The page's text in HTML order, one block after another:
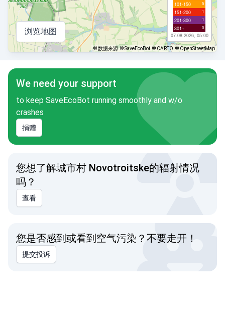
101-150 5
151-200 1
201-300 1
301+ 0
07.08.2026, 05:00
浏览地图
©数据来源 © SaveEcoBot © CARTO © OpenStreetMap
We need your support
to keep SaveEcoBot running smoothly and w/o
crashes
捐赠
您想了解城市村 Novotroitske的辐射情况
吗？
查看
您是否感到或看到空气污染？不要走开！
提交投诉